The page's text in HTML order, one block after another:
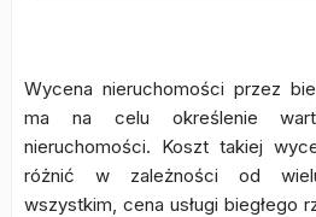
Wycena nieruchomości przez
ma na celu określenie
nieruchomości. Koszt takiej
różnić w zależności od
wszystkim, cena usługi biegłego